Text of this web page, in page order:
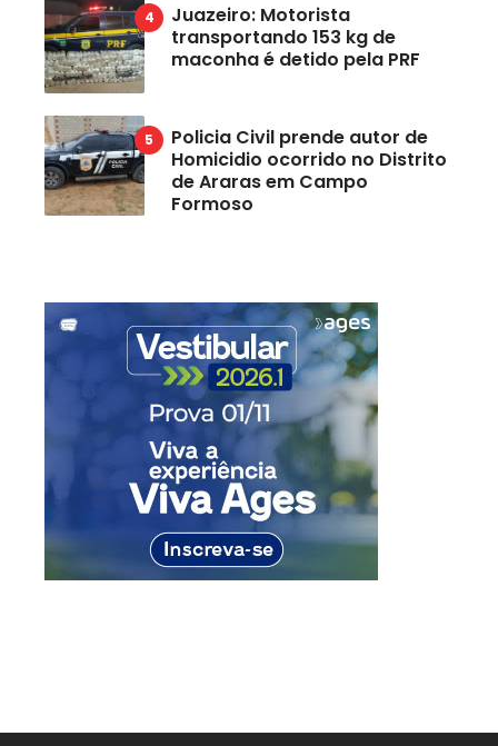
Juazeiro: Motorista
transportando 153 kg de
maconha é detido pela PRF
Policia Civil prende autor de
Homicidio ocorrido no Distrito
de Araras em Campo
Formoso